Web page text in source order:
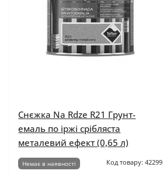
Снєжка Na Rdze R21 Грунт-
емаль по іржі срібляста
металевий ефект (0,65 л)
Немає в наявності Код товару: 42299